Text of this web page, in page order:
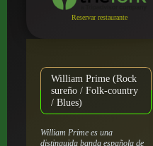
Reservar restaurante
William Prime (Rock
sureño / Folk-country
/ Blues)
William Prime es una
distinguida banda española de